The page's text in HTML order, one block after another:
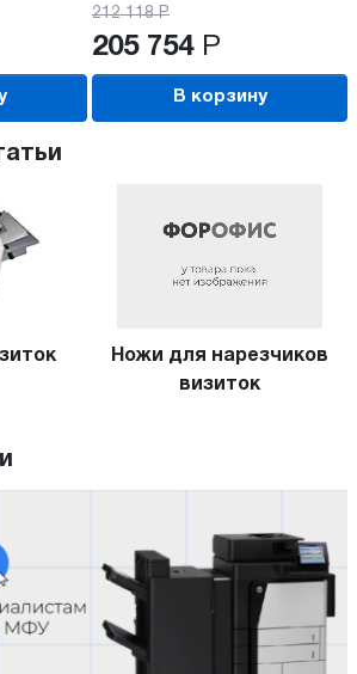
212 118 Р
205 754 Р
В корзину
Ножи для нарезчиков
визиток